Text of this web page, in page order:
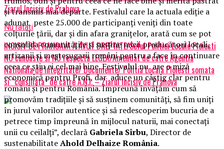
Ziarul Incisiv de Prahova
Nu ratati
INCISIV DE PRAHOAVA A AVUT DREPTATE/Seful Politiei Locale Ploiesti
NU cunoaste si NU respecta LEGEA/Amendat de catre Agentia
Nationala de Integritate/ Documente/ Politia Locala Ploiesti somata
si “consiliata” de catre A.N.I. – Ziarul Incisiv de Prahova
și transmis mai departe. Festivalul care la actuala ediție a
adunat peste 25.000 de participanți veniți din toate
colțurile țării, dar și din afara granițelor, arată cum se pot
consolida comunitățile și susține micii producători locali,
artizanii și meșteșugarii români pentru a face în continuare
ceea ce știu ei cel mai bine. Festivalul nu are o miză
economică pentru Profi, dar aduce un câștig clar pentru
români și pentru România. Împreună învățăm cum să
promovăm tradițiile și să susținem comunități, să fim uniți
în jurul valorilor autentice și să redescoperim bucuria de a
petrece timp împreună în mijlocul naturii, mai conectați
unii cu ceilalți”, declară Gabriela Sîrbu, Director de
sustenabilitateAhold Delhaize România.